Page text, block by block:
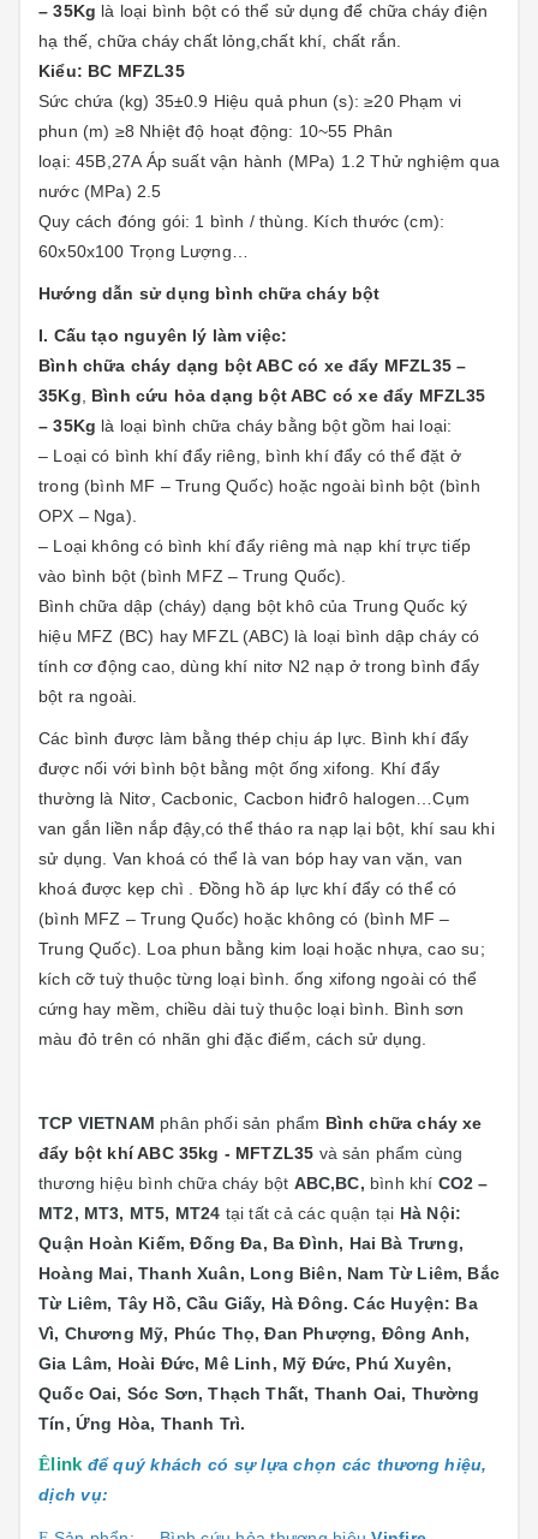
– 35Kg là loại bình bột có thể sử dụng để chữa cháy điện
hạ thế, chữa cháy chất lỏng,chất khí, chất rắn.
Kiểu: BC MFZL35
Sức chứa (kg) 35±0.9 Hiệu quả phun (s): ≥20 Phạm vi
phun (m) ≥8 Nhiệt độ hoạt động: 10~55 Phân
loại: 45B,27A Áp suất vận hành (MPa) 1.2 Thử nghiệm qua
nước (MPa) 2.5
Quy cách đóng gói: 1 bình / thùng. Kích thước (cm):
60x50x100 Trọng Lượng…
Hướng dẫn sử dụng bình chữa cháy bột
I. Cấu tạo nguyên lý làm việc:
Bình chữa cháy dạng bột ABC có xe đẩy MFZL35 –
35Kg, Bình cứu hỏa dạng bột ABC có xe đẩy MFZL35
– 35Kg là loại bình chữa cháy bằng bột gồm hai loại:
– Loại có bình khí đẩy riêng, bình khí đẩy có thể đặt ở
trong (bình MF – Trung Quốc) hoặc ngoài bình bột (bình
OPX – Nga).
– Loại không có bình khí đẩy riêng mà nạp khí trực tiếp
vào bình bột (bình MFZ – Trung Quốc).
Bình chữa dập (cháy) dạng bột khô của Trung Quốc ký
hiệu MFZ (BC) hay MFZL (ABC) là loại bình dập cháy có
tính cơ động cao, dùng khí nitơ N2 nạp ở trong bình đẩy
bột ra ngoài.
Các bình được làm bằng thép chịu áp lực. Bình khí đẩy
được nối với bình bột bằng một ống xifong. Khí đẩy
thường là Nitơ, Cacbonic, Cacbon hiđrô halogen…Cụm
van gắn liền nắp đậy,có thể tháo ra nạp lại bột, khí sau khi
sử dụng. Van khoá có thể là van bóp hay van vặn, van
khoá được kẹp chì . Đồng hồ áp lực khí đẩy có thể có
(bình MFZ – Trung Quốc) hoặc không có (bình MF –
Trung Quốc). Loa phun bằng kim loại hoặc nhựa, cao su;
kích cỡ tuỳ thuộc từng loại bình. ống xifong ngoài có thể
cứng hay mềm, chiều dài tuỳ thuộc loại bình. Bình sơn
màu đỏ trên có nhãn ghi đặc điểm, cách sử dụng.
TCP VIETNAM phân phối sản phẩm Bình chữa cháy xe
đẩy bột khí ABC 35kg - MFTZL35 và sản phẩm cùng
thương hiệu bình chữa cháy bột ABC,BC, bình khí CO2 –
MT2, MT3, MT5, MT24 tạitất cả các quận tại Hà Nội:
Quận Hoàn Kiếm, Đống Đa, Ba Đình, Hai Bà Trưng,
Hoàng Mai, Thanh Xuân, Long Biên, Nam Từ Liêm, Bắc
Từ Liêm, Tây Hồ, Cầu Giấy, Hà Đông. Các Huyện: Ba
Vì, Chương Mỹ, Phúc Thọ, Đan Phượng, Đông Anh,
Gia Lâm, Hoài Đức, Mê Linh, Mỹ Đức, Phú Xuyên,
Quốc Oai, Sóc Sơn, Thạch Thất, Thanh Oai, Thường
Tín, Ứng Hòa, Thanh Trì.
Ê link để quý khách có sự lựa chọn các thương hiệu,
dịch vụ: